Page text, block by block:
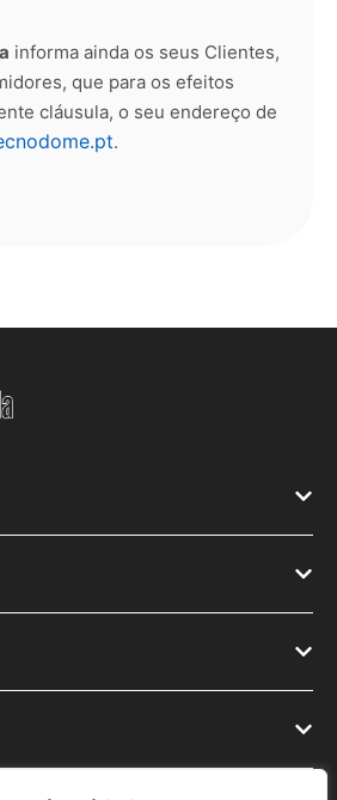
informa ainda os seus Clientes,
que para os efeitos
cláusula, o seu endereço de
.